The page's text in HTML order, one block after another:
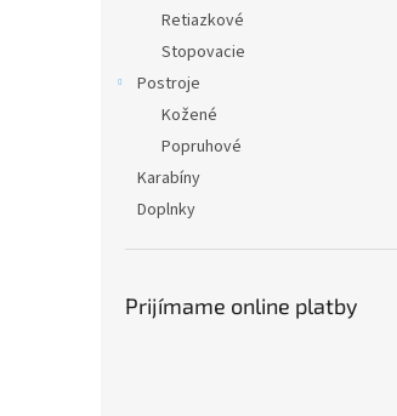
Retiazkové
Stopovacie
Postroje
Kožené
Popruhové
Karabíny
Doplnky
Prijímame online platby